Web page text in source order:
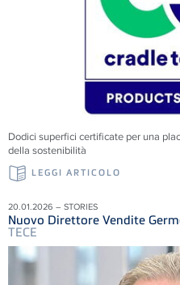
Dodici superfici certificate per una
della sostenibilità
LEGGI ARTICOLO
20.01.2026 – STORIES
Nuovo Direttore Vendite
TECE